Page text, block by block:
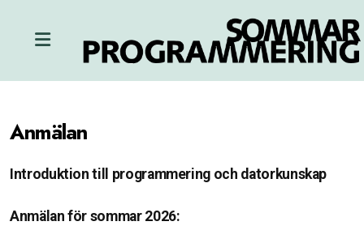
Anmälan
Introduktion till programmering och datorkunskap
Anmälan för sommar 2026: